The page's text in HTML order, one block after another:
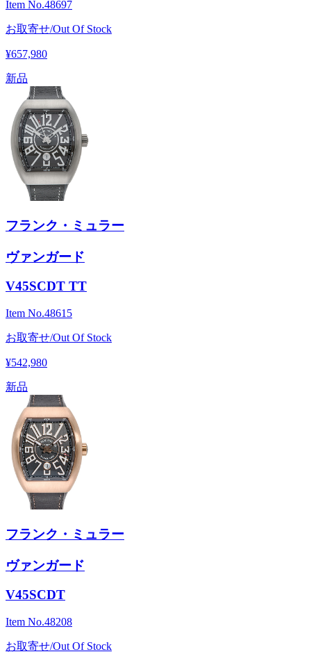
Item No.48697
お取寄せ/Out Of Stock
¥657,980
新品
フランク・ミュラー
ヴァンガード
V45SCDT TT
Item No.48615
お取寄せ/Out Of Stock
¥542,980
新品
フランク・ミュラー
ヴァンガード
V45SCDT
Item No.48208
お取寄せ/Out Of Stock